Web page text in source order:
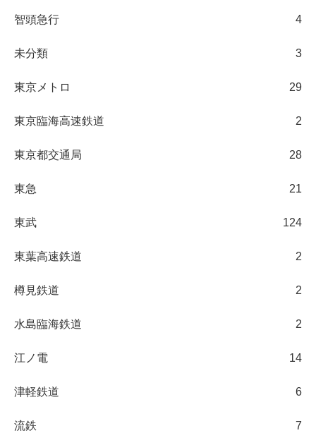
智頭急行 4
未分類 3
東京メトロ 29
東京臨海高速鉄道 2
東京都交通局 28
東急 21
東武 124
東葉高速鉄道 2
樽見鉄道 2
水島臨海鉄道 2
江ノ電 14
津軽鉄道 6
流鉄 7